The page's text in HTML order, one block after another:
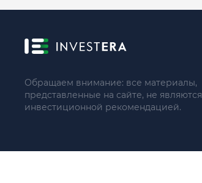
Обращаем внимание: все материалы,
представленные на сайте, не являются
инвестиционной рекомендацией.